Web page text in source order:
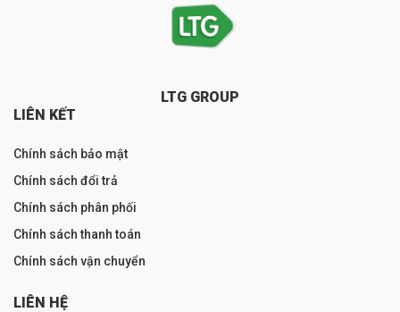
LTG GROUP
LIÊN KẾT
Chính sách bảo mật
Chính sách đổi trả
Chính sách phân phối
Chính sách thanh toán
Chính sách vận chuyển
LIÊN HỆ